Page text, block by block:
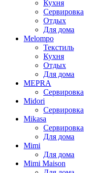
Кухня
Сервировка
Отдых
Для дома
Melompo
Текстиль
Кухня
Отдых
Для дома
MEPRA
Сервировка
Midori
Сервировка
Mikasa
Сервировка
Для дома
Mimi
Для дома
Mimi Maison